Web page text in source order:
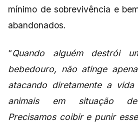
mínimo de sobrevivência e
abandonados.
“Quando alguém destrói
bebedouro, não atinge
atacando diretamente a
animais em situação de
Precisamos coibir e punir